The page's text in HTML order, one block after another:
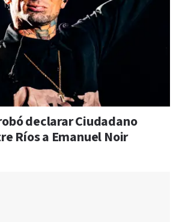
declarar Ciudadano
Ríos a Emanuel Noir